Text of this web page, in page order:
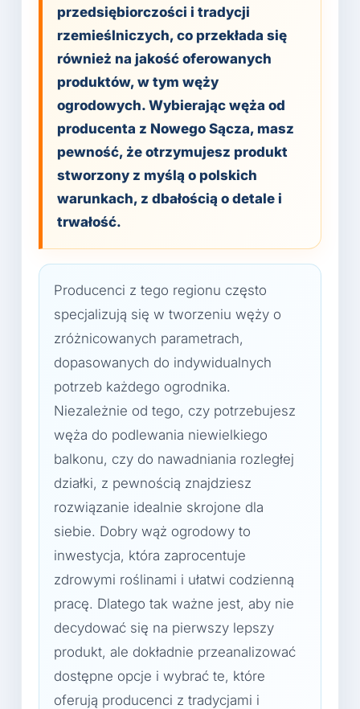
przedsiębiorczości i tradycji
rzemieślniczych, co przekłada się
również na jakość oferowanych
produktów, w tym węży
ogrodowych. Wybierając węża od
producenta z Nowego Sącza, masz
pewność, że otrzymujesz produkt
stworzony z myślą o polskich
warunkach, z dbałością o detale i
trwałość.
Producenci z tego regionu często
specjalizują się w tworzeniu węży o
zróżnicowanych parametrach,
dopasowanych do indywidualnych
potrzeb każdego ogrodnika.
Niezależnie od tego, czy potrzebujesz
węża do podlewania niewielkiego
balkonu, czy do nawadniania rozległej
działki, z pewnością znajdziesz
rozwiązanie idealnie skrojone dla
siebie. Dobry wąż ogrodowy to
inwestycja, która zaprocentuje
zdrowymi roślinami i ułatwi codzienną
pracę. Dlatego tak ważne jest, aby nie
decydować się na pierwszy lepszy
produkt, ale dokładnie przeanalizować
dostępne opcje i wybrać te, które
oferują producenci z tradycjami i